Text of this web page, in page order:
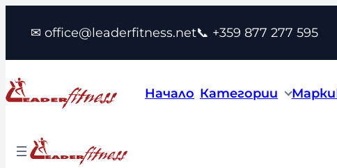
съдържанието
✉ office@leaderfitness.net📞 +359 877 277 595
Начало Категории Марки